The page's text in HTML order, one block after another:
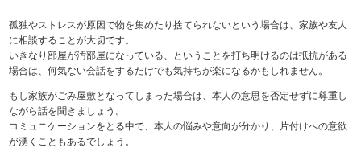
孤独やストレスが原因で物を集めたり捨てられないという場合は、家族や友人
に相談することが大切です。
いきなり部屋が汚部屋になっている、ということを打ち明けるのは抵抗がある
場合は、何気ない会話をするだけでも気持ちが楽になるかもしれません。
もし家族がごみ屋敷となってしまった場合は、本人の意思を否定せずに尊重し
ながら話を聞きましょう。
コミュニケーションをとる中で、本人の悩みや意向が分かり、片付けへの意欲
が湧くこともあるでしょう。